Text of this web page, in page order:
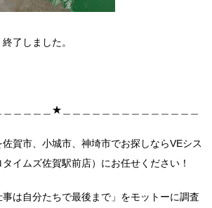
了しました。
＿＿＿＿＿★＿＿＿＿＿＿＿＿＿＿＿＿＿＿
賀市、小城市、神埼市でお探しならVEシス
イムズ佐賀駅前店）にお任せください！
事は自分たちで最後まで」をモットーに調査